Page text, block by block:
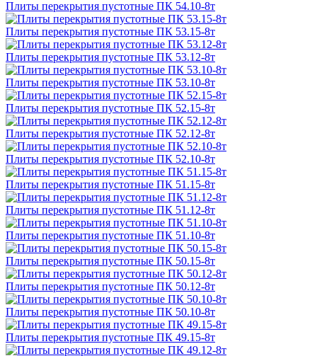
Плиты перекрытия пустотные ПК 54.10-8т
Плиты перекрытия пустотные ПК 53.15-8т
Плиты перекрытия пустотные ПК 53.12-8т
Плиты перекрытия пустотные ПК 53.10-8т
Плиты перекрытия пустотные ПК 52.15-8т
Плиты перекрытия пустотные ПК 52.12-8т
Плиты перекрытия пустотные ПК 52.10-8т
Плиты перекрытия пустотные ПК 51.15-8т
Плиты перекрытия пустотные ПК 51.12-8т
Плиты перекрытия пустотные ПК 51.10-8т
Плиты перекрытия пустотные ПК 50.15-8т
Плиты перекрытия пустотные ПК 50.12-8т
Плиты перекрытия пустотные ПК 50.10-8т
Плиты перекрытия пустотные ПК 49.15-8т